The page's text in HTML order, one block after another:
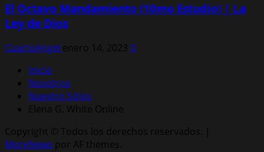
El Octavo Mandamiento (10mo Estudio) | La
Ley de Dios
CuartoAngel enero 14, 2023 0
Inicio
Nosotros
Nuestro Sitios
Elena G. White Online
Copyright © Todos los derechos reservados. |
MoreNews por AF themes.